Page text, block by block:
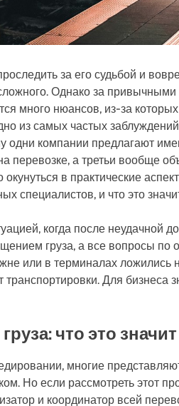
за его судьбой и
Однако за привычными
много нюансов, из-за
из самых частых
одни компании предлагают
перевозке, а третьи вообще
в практические
специалистов, и что это
когда после неудачной
груза, а все вопросы
или в терминалах ложились
транспортировки. Для бизнеса
что это
многие
Но если рассмотреть этот
и координатор всей